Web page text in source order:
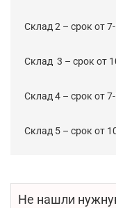
Склад 2 – срок от
Cклад 3 – срок от
Склад 4 – срок от
Склад 5 – срок от
Не нашли